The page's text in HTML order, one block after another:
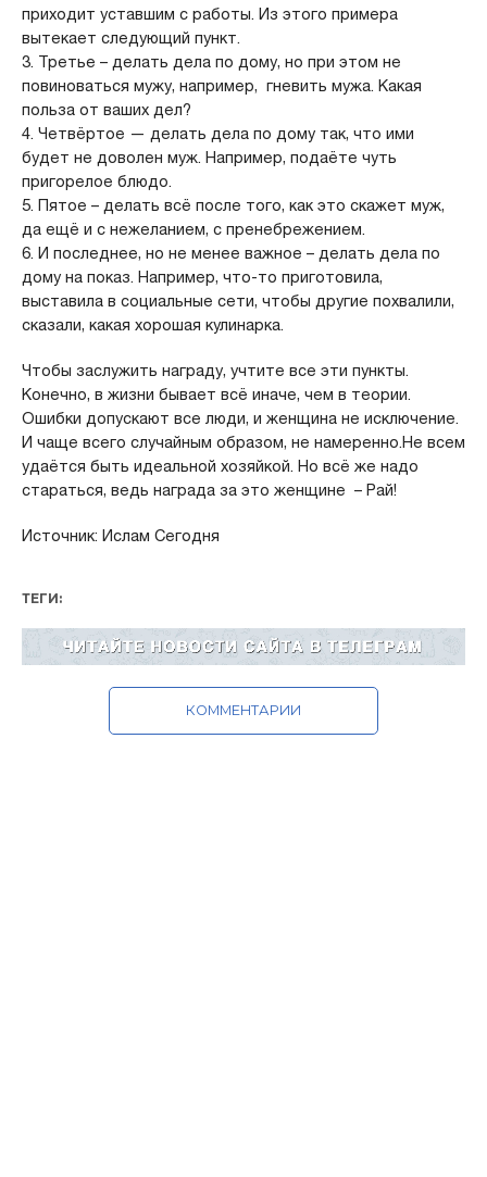
приходит уставшим с работы. Из этого примера
вытекает следующий пункт.
3. Третье – делать дела по дому, но при этом не
повиноваться мужу, например, гневить мужа. Какая
польза от ваших дел?
4. Четвёртое — делать дела по дому так, что ими
будет не доволен муж. Например, подаёте чуть
пригорелое блюдо.
5. Пятое – делать всё после того, как это скажет муж,
да ещё и с нежеланием, с пренебрежением.
6. И последнее, но не менее важное – делать дела по
дому на показ. Например, что-то приготовила,
выставила в социальные сети, чтобы другие похвалили,
сказали, какая хорошая кулинарка.
Чтобы заслужить награду, учтите все эти пункты.
Конечно, в жизни бывает всё иначе, чем в теории.
Ошибки допускают все люди, и женщина не исключение.
И чаще всего случайным образом, не намеренно.Не всем
удаётся быть идеальной хозяйкой. Но всё же надо
стараться, ведь награда за это женщине – Рай!
Источник: Ислам Сегодня
ТЕГИ:
КОММЕНТАРИИ